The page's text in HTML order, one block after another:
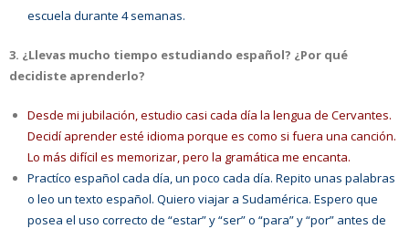
escuela durante 4 semanas.
3. ¿Llevas mucho tiempo estudiando español? ¿Por qué
decidiste aprenderlo?
Desde mi jubilación, estudio casi cada día la lengua de Cervantes.
Decidí aprender esté idioma porque es como si fuera una canción.
Lo más difícil es memorizar, pero la gramática me encanta.
Practíco español cada día, un poco cada día. Repito unas palabras
o leo un texto español. Quiero viajar a Sudamérica. Espero que
posea el uso correcto de “estar” y “ser” o “para” y “por” antes de